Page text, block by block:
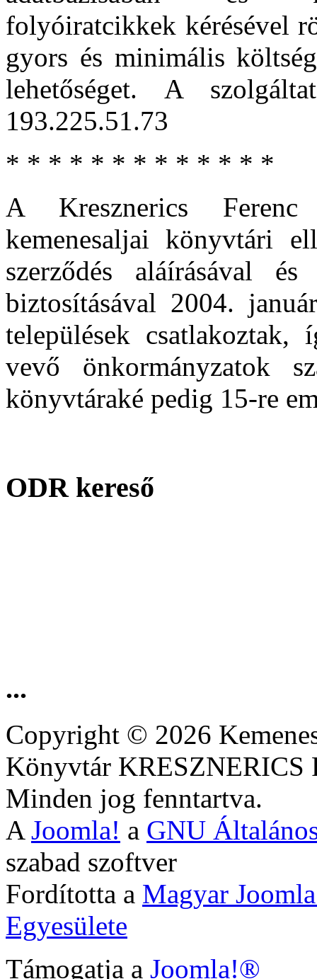
folyóiratcikkek kérésével
gyors és minimális
lehetőséget. A
193.225.51.73
* * * * * * * * * * * * *
A Kresznerics
kemenesaljai könyvtári
szerződés aláírásával
biztosításával 2004.
települések
vevő önkormányzatok
könyvtáraké pedig 15-re
ODR kereső
...
Copyright © 2026
Könyvtár
Minden jog fenntartva.
A Joomla! a GNU
szabad szoftver
Fordította a Magyar
Egyesülete
Támogatja a Joomla!®